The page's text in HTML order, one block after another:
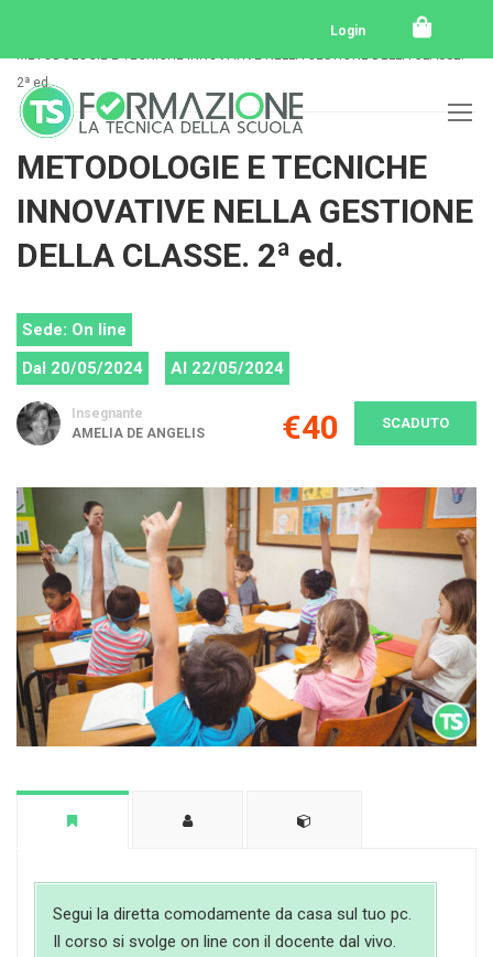
Login
METODOLOGIE E TECNICHE INNOVATIVE NELLA GESTIONE DELLA CLASSE.
2ª ed.
METODOLOGIE E TECNICHE
INNOVATIVE NELLA GESTIONE
DELLA CLASSE. 2ª ed.
Sede: On line
Dal 20/05/2024
Al 22/05/2024
Insegnante
AMELIA DE ANGELIS
€40 SCADUTO
Segui la diretta comodamente da casa sul tuo pc.
Il corso si svolge on line con il docente dal vivo.